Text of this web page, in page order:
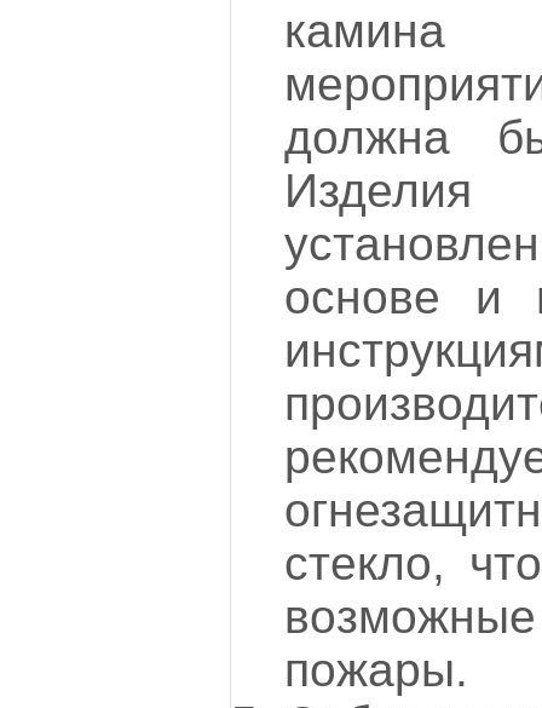
камина
должна
основе и
стекло,
пожары.